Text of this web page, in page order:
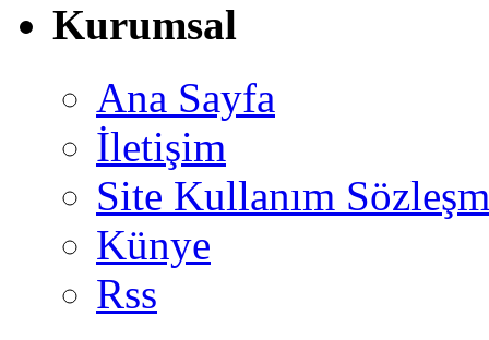
Kurumsal
Ana Sayfa
İletişim
Site Kullanım
Künye
Rss